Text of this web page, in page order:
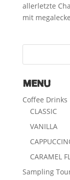
allerletzte
mit
MENU
Coffee Drinks
CLASSIC
VANILLA
CARAMEL
Sampling